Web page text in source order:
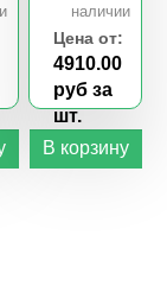
Цена от:
4910.00
руб за
шт.